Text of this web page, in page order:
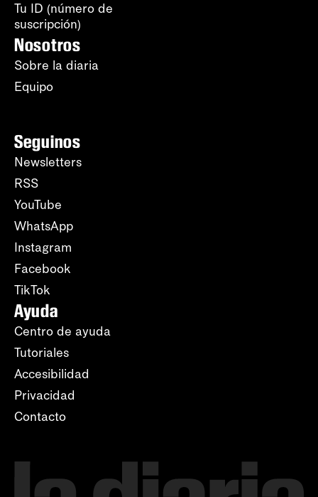
Tu ID (número de
suscripción)
Nosotros
Sobre la diaria
Equipo
Seguinos
Newsletters
RSS
YouTube
WhatsApp
Instagram
Facebook
TikTok
Ayuda
Centro de ayuda
Tutoriales
Accesibilidad
Privacidad
Contacto